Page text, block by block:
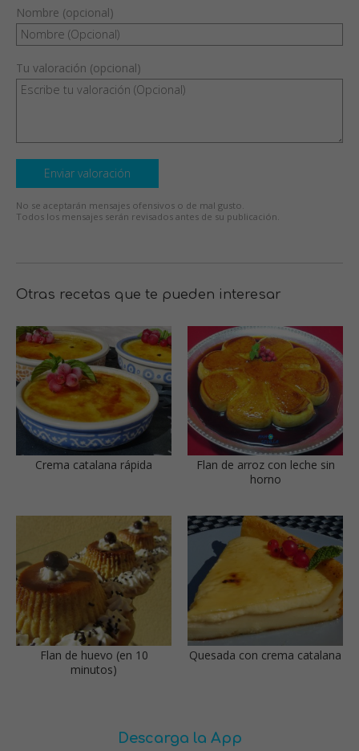
Nombre (opcional)
Tu valoración (opcional)
Enviar valoración
No se aceptarán mensajes ofensivos o de mal gusto.
Todos los mensajes serán revisados antes de su publicación.
Otras recetas que te pueden interesar
Crema catalana rápida
Flan de arroz con leche sin
horno
Flan de huevo (en 10
minutos)
Quesada con crema catalana
Descarga la App